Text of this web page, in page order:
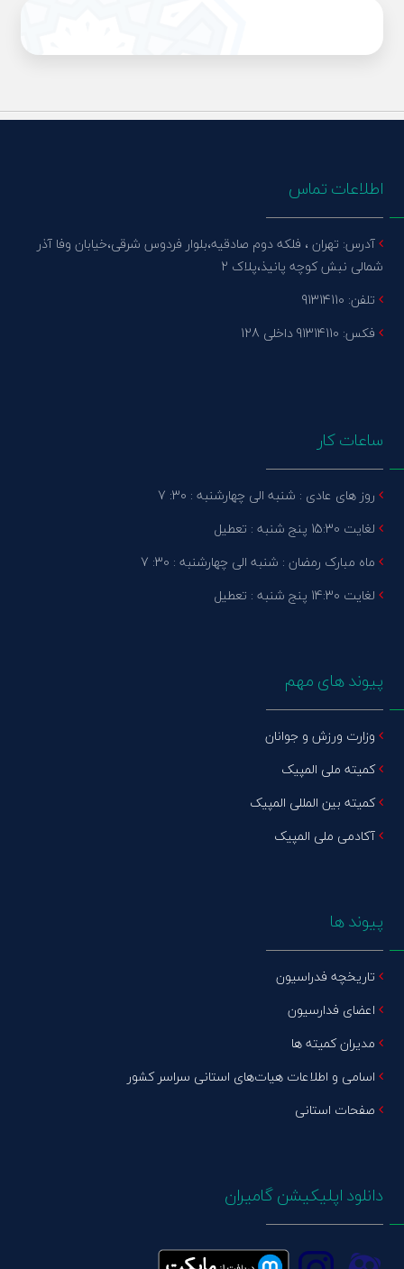
اطلاعات تماس
آدرس: تهران ، فلکه دوم صادقیه،بلوار فردوس شرقی،خیابان وفا آذر
شمالی نبش کوچه پانیذ،پلاک 2
تلفن: 91314110
فکس: 91314110 داخلی 128
ساعات کار
روز های عادی : شنبه الی چهارشنبه : 30: 7
لغایت 15:30 پنج شنبه : تعطیل
ماه مبارک رمضان : شنبه الی چهارشنبه : 30: 7
لغایت 14:30 پنج شنبه : تعطیل
پیوند های مهم
وزارت ورزش و جوانان
کمیته ملی المپیک
کمیته بین المللی المپیک
آکادمی ملی المپیک
پیوند ها
تاریخچه فدراسیون
اعضای فدارسیون
مدیران کمیته ها
اسامی و اطلاعات هیات‌های استانی سراسر کشور
صفحات استانی
دانلود اپلیکیشن گامیران